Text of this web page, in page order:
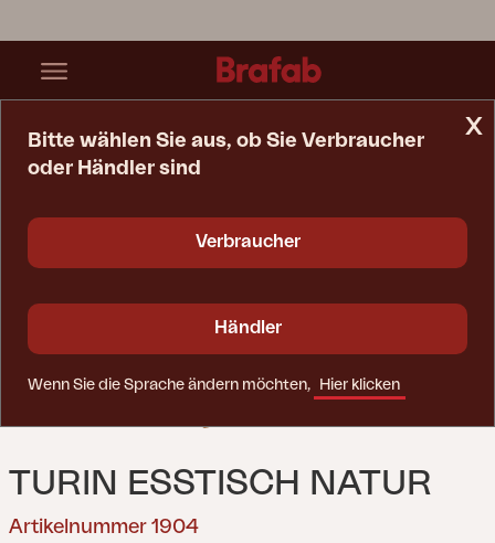
TURIN ESSTISCH NATUR
Artikelnummer 1904
x
Bitte wählen Sie aus, ob Sie Verbraucher
oder Händler sind
Verbraucher
Händler
Wenn Sie die Sprache ändern möchten, Hier klicken